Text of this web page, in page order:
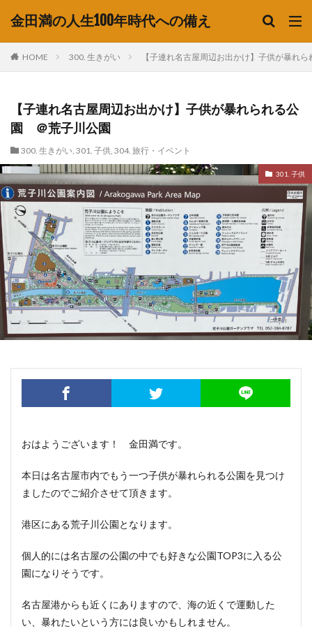
金田満の人生100年時代への備え
HOME 300. 生きがい 【子連れ名古屋周辺お出かけ】子供が暴れ
【子連れ名古屋周辺お出かけ】子供が暴れられる公
園 ＠荒子川公園
300. 生きがい, 301. 子供, 304. 旅行・イベント
301. 子供
おはようございます！ 金田満です。
本日は名古屋市内でもう一つ子供が暴れられる公園を見つけ
ましたのでご紹介させて頂きます。
港区にある荒子川公園となります。
個人的には名古屋の公園の中でも好きな公園TOP3に入る公
園になりそうです。
名古屋港からも近くにありますので、海の近くで運動した
い、暴れたいという方には良いかもしれません。